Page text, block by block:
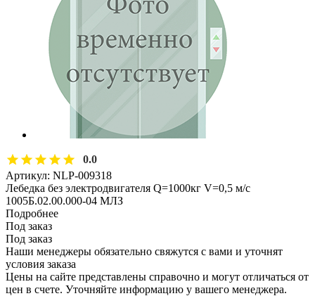
0.0
Артикул: NLP-009318
Лебедка без электродвигателя Q=1000кг V=0,5 м/с
1005Б.02.00.000-04 МЛЗ
Подробнее
Под заказ
Под заказ
Наши менеджеры обязательно свяжутся с вами и уточнят
условия заказа
Цены на сайте представлены справочно и могут отличаться от
цен в счете. Уточняйте информацию у вашего менеджера.